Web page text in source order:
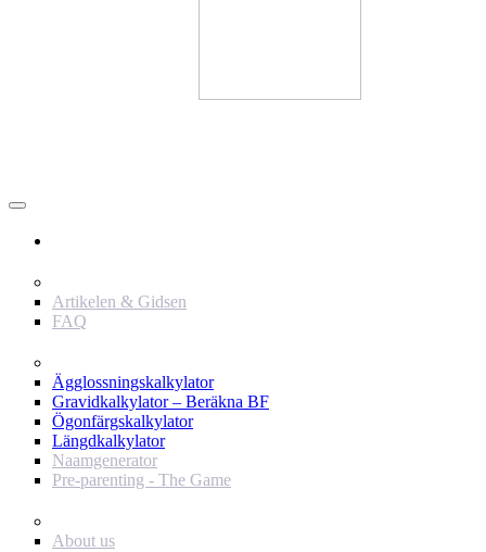
Artikelen & Gidsen
FAQ
Ägglossningskalkylator
Gravidkalkylator – Beräkna BF
Ögonfärgskalkylator
Längdkalkylator
Naamgenerator
Pre-parenting - The Game
About us